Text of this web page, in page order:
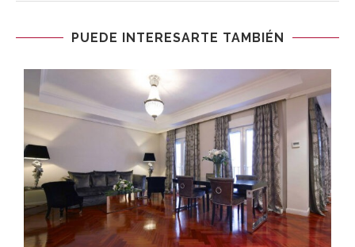
PUEDE INTERESARTE TAMBIÉN